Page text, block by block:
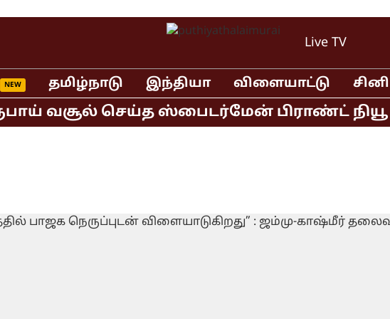
Live TV
தமிழ்நாடு இந்தியா விளையாட்டு
வசூல் செய்த ஸ்பைடர்மேன் பிராண்ட் நியூ டே